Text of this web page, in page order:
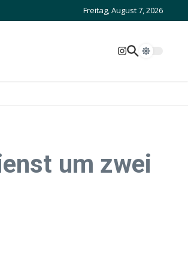
Freitag, August 7, 2026
um zwei